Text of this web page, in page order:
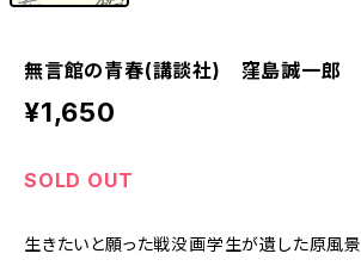
無言館の青春(講談社) 窪島誠一郎
¥1,650
SOLD OUT
生きたいと願った戦没画学生が遺した原風景